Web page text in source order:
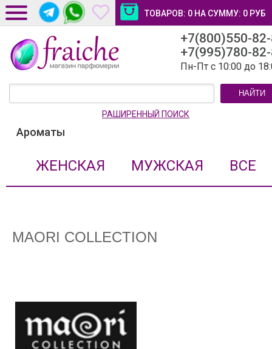
ТОВАРОВ: 0 НА СУММУ: 0 РУБ
ДОСТАВКА И ОПЛАТА
НОВОСТИ И СТАТЬИ
+7(800)550-
+7(995)780-
Пн-Пт с 10:00 до
НАЙТИ
РАШИРЕННЫЙ ПОИСК
Ароматы
ЖЕНСКАЯ МУЖСКАЯ ВСЕ
MAORI COLLECTION